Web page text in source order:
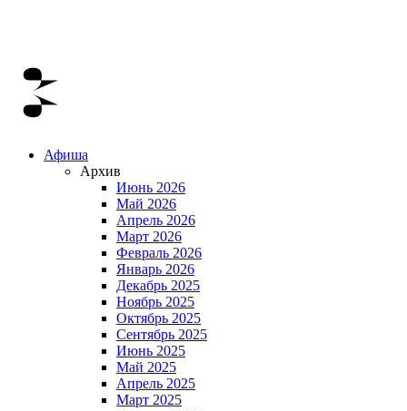
Афиша
Архив
Июнь 2026
Май 2026
Апрель 2026
Март 2026
Февраль 2026
Январь 2026
Декабрь 2025
Ноябрь 2025
Октябрь 2025
Сентябрь 2025
Июнь 2025
Май 2025
Апрель 2025
Март 2025